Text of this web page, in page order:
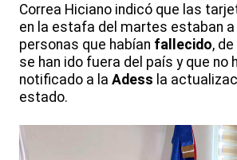
Correa Hiciano indicó que las
en la estafa del martes estaban a
personas que habían fallecido,
se han ido fuera del país y que no
notificado a la Adess la
estado.